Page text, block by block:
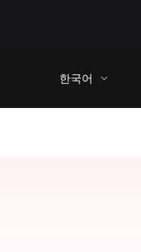
한국어